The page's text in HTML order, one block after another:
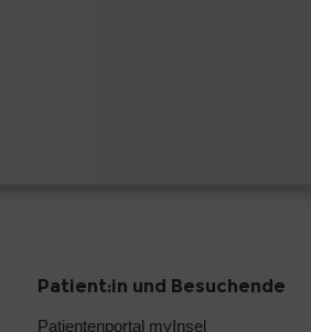
Patient:in und Besuchende
Patientenportal myInsel